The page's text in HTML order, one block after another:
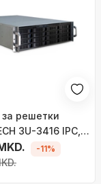
решетки
3U-3416 IPC,
-11%